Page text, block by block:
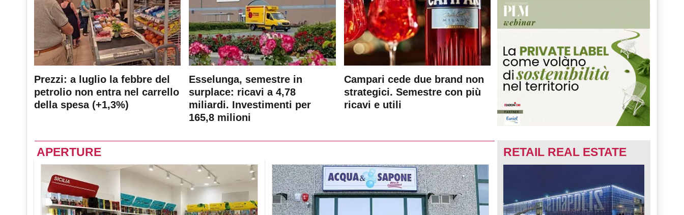
Prezzi: a luglio la febbre del
petrolio non entra nel carrello
della spesa (+1,3%)
Esselunga, semestre in
surplace: ricavi a 4,78
miliardi. Investimenti per
165,8 milioni
Campari cede due brand non
strategici. Semestre con più
ricavi e utili
APERTURE RETAIL REAL ESTATE